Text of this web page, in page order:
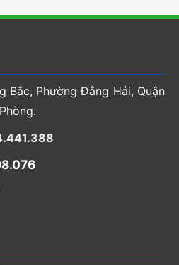
Bắc, Phường Đằng Hải, Quận